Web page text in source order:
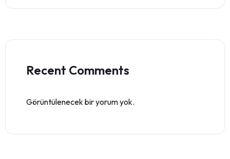
Recent Comments
Görüntülenecek bir yorum yok.